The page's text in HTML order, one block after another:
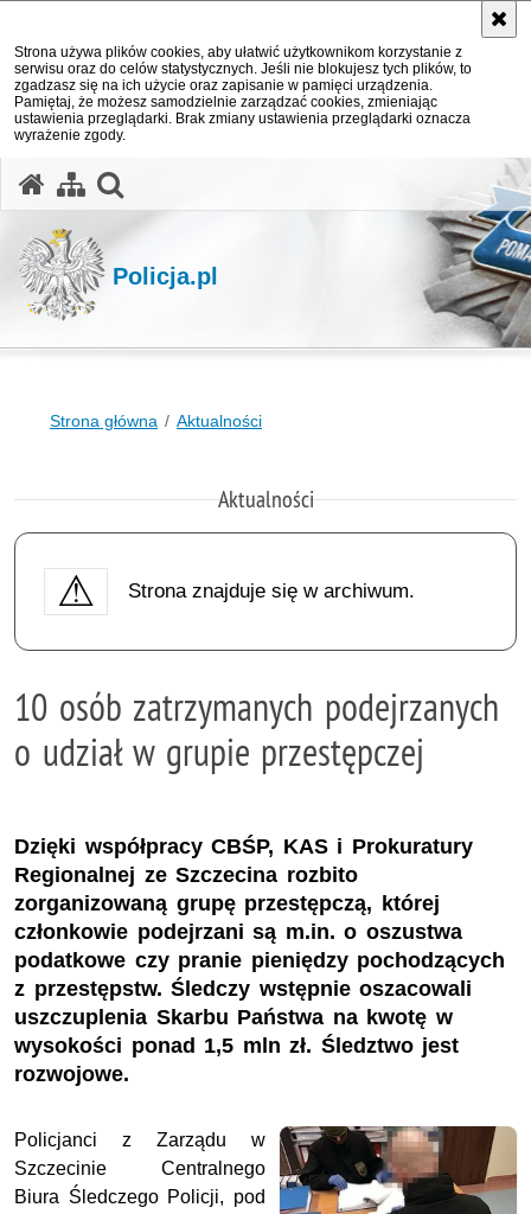
Strona używa plików cookies, aby ułatwić użytkownikom korzystanie z
serwisu oraz do celów statystycznych. Jeśli nie blokujesz tych plików, to
zgadzasz się na ich użycie oraz zapisanie w pamięci urządzenia.
Pamiętaj, że możesz samodzielnie zarządzać cookies, zmieniając
ustawienia przeglądarki. Brak zmiany ustawienia przeglądarki oznacza
wyrażenie zgody.
Policja.pl
Strona główna Aktualności
Aktualności
Strona znajduje się w archiwum.
10 osób zatrzymanych podejrzanych
o udział w grupie przestępczej
Dzięki współpracy CBŚP, KAS i Prokuratury
Regionalnej ze Szczecina rozbito
zorganizowaną grupę przestępczą, której
członkowie podejrzani są m.in. o oszustwa
podatkowe czy pranie pieniędzy pochodzących
z przestępstw. Śledczy wstępnie oszacowali
uszczuplenia Skarbu Państwa na kwotę w
wysokości ponad 1,5 mln zł. Śledztwo jest
rozwojowe.
Policjanci z Zarządu w
Szczecinie Centralnego
Biura Śledczego Policji, pod